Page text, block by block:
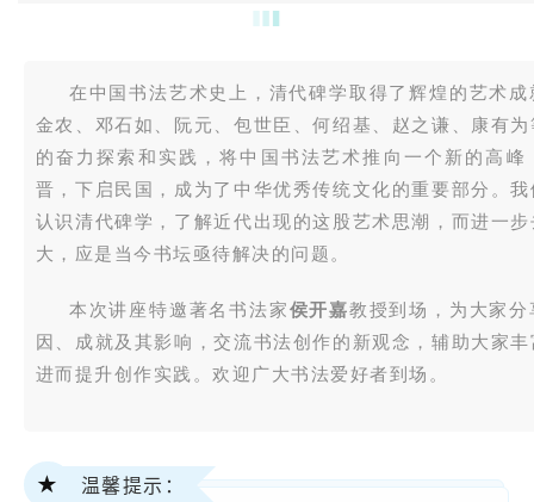
在中国书法艺术史上，清代碑学取得了辉煌的艺术
金农、邓石如、
阮元 、包世臣、何绍基、 赵之谦
、康有
的奋力探索和实践，将中国书法艺术推向一个新的高峰
晋，下启民国，成为了中华优秀传统文化的重要部分。
认识清代碑学，了解近代出现的这股艺术思潮，而进一
大，应是当今书坛亟待解决的问题。
本次讲座特邀著名书法家侯开嘉教授到场，为大家
因、成就及其影响，交流书法创作的新观念，辅助大家
进而提升创作实践。欢迎广大书法爱好者到场。
★ 温馨提示：